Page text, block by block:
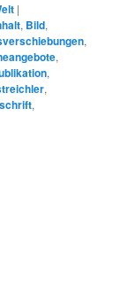
|
, Bild,
,
,
,
,
,